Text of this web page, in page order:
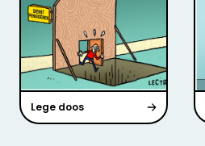
Lege doos